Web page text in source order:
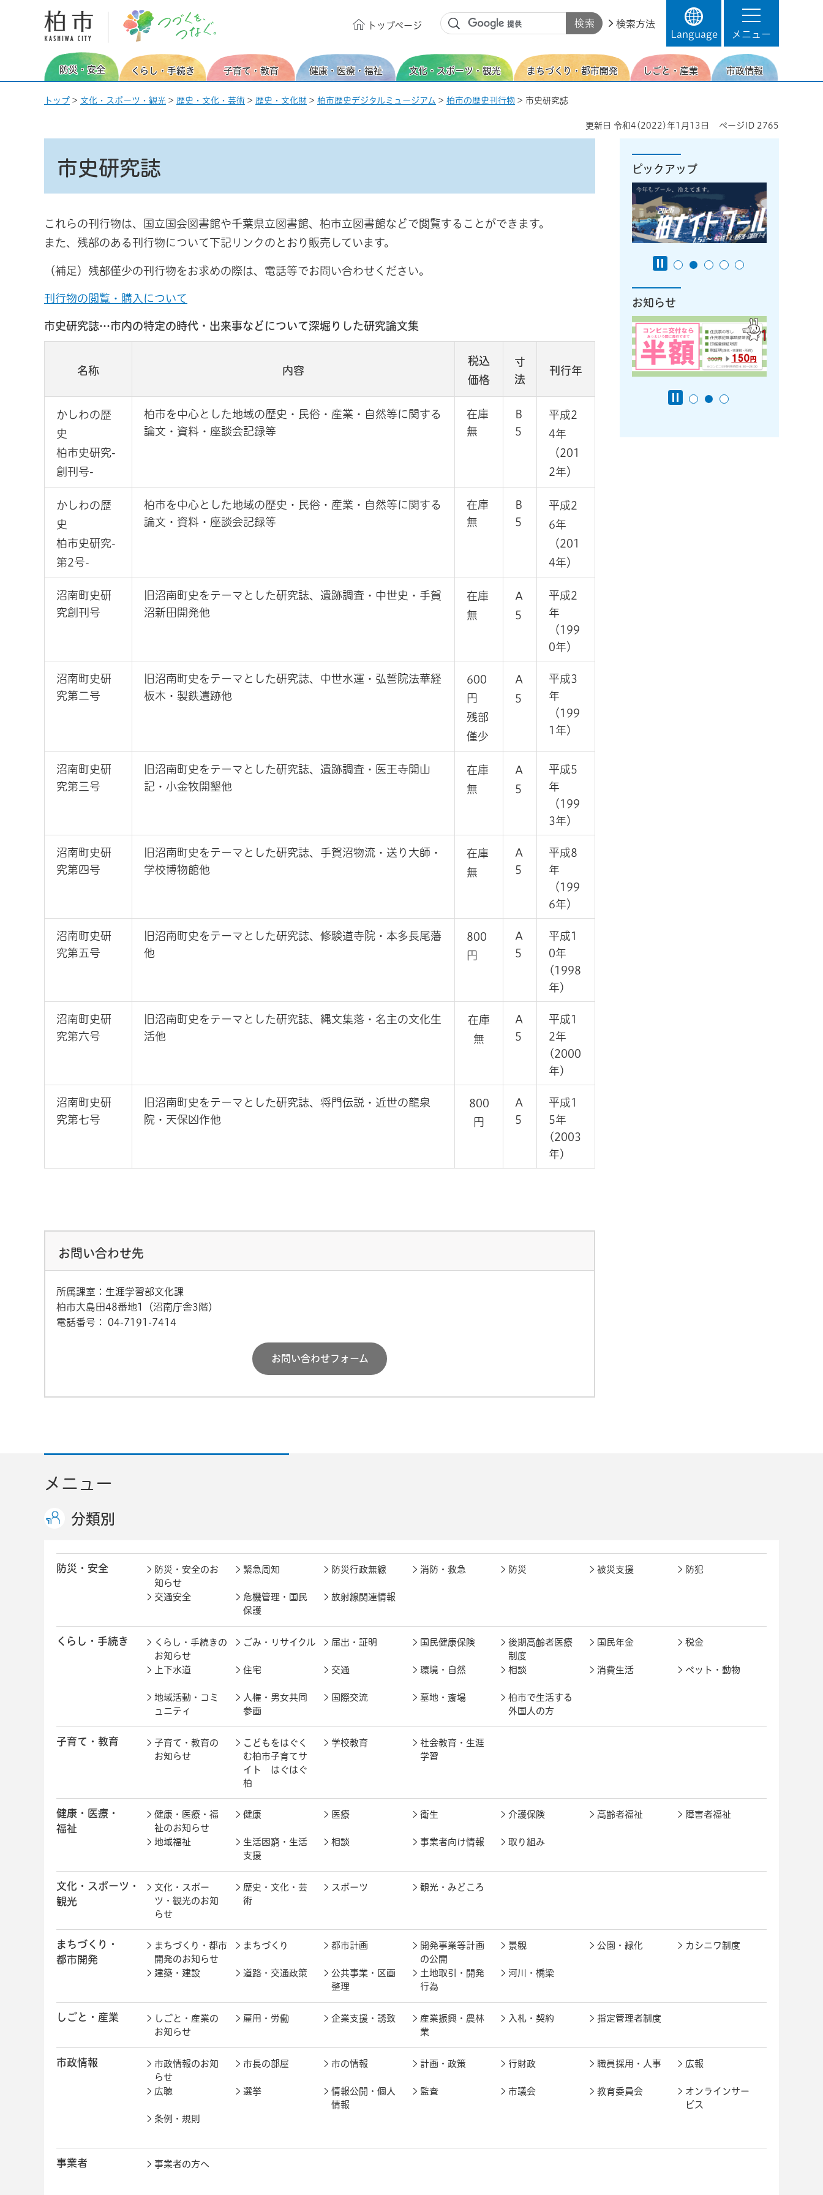
柏市 つづくを、つなぐ。
トップページ
検索方法
Language
メニュー
防災・安全 くらし・手続き 子育て・教育 健康・医療・福祉 文化・スポーツ・観光 まちづくり・都市開発 しごと・産業 市政情報
トップ > 文化・スポーツ・観光 > 歴史・文化・芸術 > 歴史・文化財 > 柏市歴史デジタルミュージアム > 柏市の歴史刊行物 > 市史研究誌
更新日 令和4(2022)年1月13日 ページID 2765
市史研究誌
これらの刊行物は、国立国会図書館や千葉県立図書館、柏市立図書館などで閲覧することができます。
また、残部のある刊行物について下記リンクのとおり販売しています。
（補足）残部僅少の刊行物をお求めの際は、電話等でお問い合わせください。
刊行物の閲覧・購入について
市史研究誌…市内の特定の時代・出来事などについて深堀りした研究論文集
名称 内容
税込
価格
寸
法
刊行年
かしわの歴
史
柏市史研究-
創刊号-
柏市を中心とした地域の歴史・民俗・産業・自然等に関する
論文・資料・座談会記録等
在庫
無
B
5
平成2
4年
（201
2年）
かしわの歴
史
柏市史研究-
第2号-
柏市を中心とした地域の歴史・民俗・産業・自然等に関する
論文・資料・座談会記録等
在庫
無
B
5
平成2
6年
（201
4年）
沼南町史研
究創刊号
旧沼南町史をテーマとした研究誌、遺跡調査・中世史・手賀
沼新田開発他
在庫
無
A
5
平成2
年
（199
0年）
沼南町史研
究第二号
旧沼南町史をテーマとした研究誌、中世水運・弘誓院法華経
板木・製鉄遺跡他
600
円
残部
僅少
A
5
平成3
年
（199
1年)
沼南町史研
究第三号
旧沼南町史をテーマとした研究誌、遺跡調査・医王寺開山
記・小金牧開墾他
在庫
無
A
5
平成5
年
（199
3年）
沼南町史研
究第四号
旧沼南町史をテーマとした研究誌、手賀沼物流・送り大師・
学校博物館他
在庫
無
A
5
平成8
年
（199
6年）
沼南町史研
究第五号
旧沼南町史をテーマとした研究誌、修験道寺院・本多長尾藩
他
800
円
A
5
平成1
0年
(1998
年)
沼南町史研
究第六号
旧沼南町史をテーマとした研究誌、縄文集落・名主の文化生
活他
在庫
無
A
5
平成1
2年
(2000
年)
沼南町史研
究第七号
旧沼南町史をテーマとした研究誌、将門伝説・近世の龍泉
院・天保凶作他
800
円
A
5
平成1
5年
(2003
年)
お問い合わせ先
所属課室：生涯学習部文化課
柏市大島田48番地1（沼南庁舎3階）
電話番号：
04-7191-7414
お問い合わせフォーム
ピックアップ
お知らせ
メニュー
分類別
防災・安全
防災・安全のお
知らせ
緊急周知 防災行政無線 消防・救急 防災 被災支援 防犯
交通安全
危機管理・国民
保護
放射線関連情報
くらし・手続き
くらし・手続きの
お知らせ
ごみ・リサイクル 届出・証明 国民健康保険
後期高齢者医療
制度
国民年金 税金
上下水道 住宅 交通 環境・自然 相談 消費生活 ペット・動物
地域活動・コミ
ュニティ
人権・男女共同
参画
国際交流 墓地・斎場
柏市で生活する
外国人の方
子育て・教育
子育て・教育の
お知らせ
こどもをはぐく
む柏市子育てサ
イト はぐはぐ
柏
学校教育
社会教育・生涯
学習
健康・医療・
福祉
健康・医療・福
祉のお知らせ
健康 医療 衛生 介護保険 高齢者福祉 障害者福祉
地域福祉
生活困窮・生活
支援
相談 事業者向け情報 取り組み
文化・スポーツ・
観光
文化・スポー
ツ・観光のお知
らせ
歴史・文化・芸
術
スポーツ 観光・みどころ
まちづくり・
都市開発
まちづくり・都市
開発のお知らせ
まちづくり 都市計画
開発事業等計画
の公開
景観 公園・緑化 カシニワ制度
建築・建設 道路・交通政策
公共事業・区画
整理
土地取引・開発
行為
河川・橋梁
しごと・産業
しごと・産業の
お知らせ
雇用・労働 企業支援・誘致
産業振興・農林
業
入札・契約 指定管理者制度
市政情報
市政情報のお知
らせ
市長の部屋 市の情報 計画・政策 行財政 職員採用・人事 広報
広聴 選挙
情報公開・個人
情報
監査 市議会 教育委員会
オンラインサー
ビス
条例・規則
事業者 事業者の方へ